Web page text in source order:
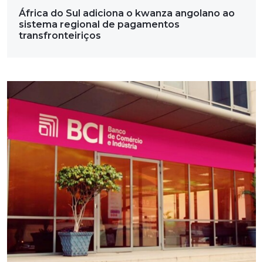
África do Sul adiciona o kwanza angolano ao
sistema regional de pagamentos
transfronteiriços